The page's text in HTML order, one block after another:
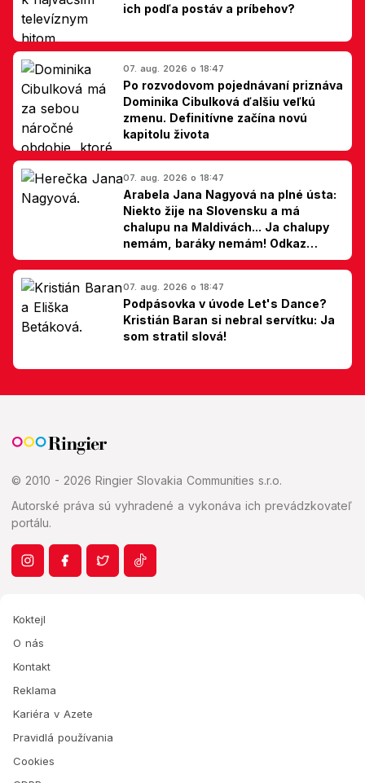
ich podľa postáv a príbehov?
07. aug. 2026 o 18:47
Po rozvodovom pojednávaní priznáva
Dominika Cibulková ďalšiu veľkú
zmenu. Definitívne začína novú
kapitolu života
07. aug. 2026 o 18:47
Arabela Jana Nagyová na plné ústa:
Niekto žije na Slovensku a má
chalupu na Maldivách... Ja chalupy
nemám, baráky nemám! Odkaz
Slovákom
07. aug. 2026 o 18:47
Podpásovka v úvode Let's Dance?
Kristián Baran si nebral servítku: Ja
som stratil slová!
© 2010 - 2026 Ringier Slovakia Communities s.r.o.
Autorské práva sú vyhradené a vykonáva ich prevádzkovateľ
portálu.
Koktejl
O nás
Kontakt
Reklama
Kariéra v Azete
Pravidlá používania
Cookies